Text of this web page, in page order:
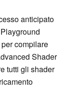
anticipato
compilare
Shader
tutti gli shader